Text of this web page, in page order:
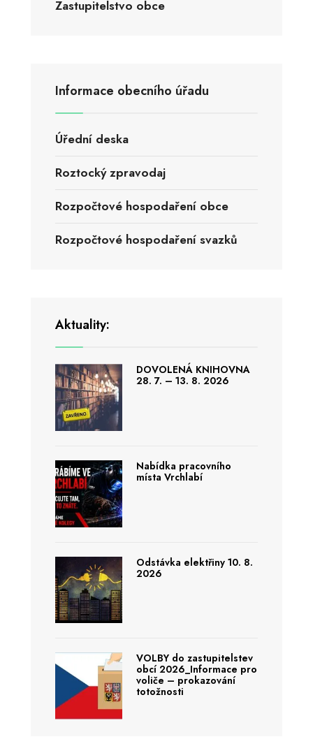
Zastupitelstvo obce
Informace obecního úřadu
Úřední deska
Roztocký zpravodaj
Rozpočtové hospodaření obce
Rozpočtové hospodaření svazků
Aktuality:
DOVOLENÁ KNIHOVNA
28. 7. – 13. 8. 2026
Nabídka pracovního
místa Vrchlabí
Odstávka elektřiny 10. 8.
2026
VOLBY do zastupitelstev
obcí 2026_Informace pro
voliče – prokazování
totožnosti